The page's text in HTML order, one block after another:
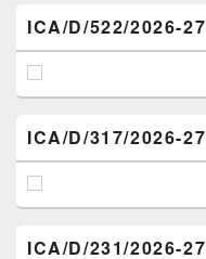
ICA/D/522/2026-27
ICA/D/317/2026-27
ICA/D/231/2026-27